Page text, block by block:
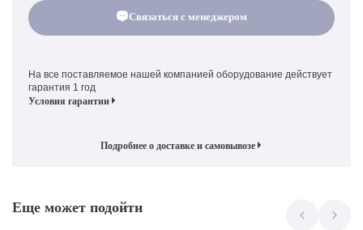
Связаться с менеджером
На все поставляемое нашей компанией оборудование действует
гарантия 1 год
Условия гарантии
Подробнее о доставке и самовывозе
Еще может подойти